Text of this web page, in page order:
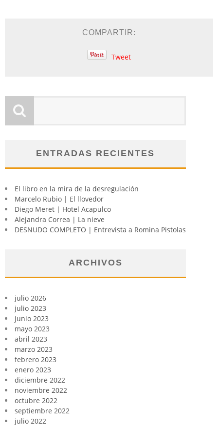
COMPARTIR:
Tweet
ENTRADAS RECIENTES
El libro en la mira de la desregulación
Marcelo Rubio | El llovedor
Diego Meret | Hotel Acapulco
Alejandra Correa | La nieve
DESNUDO COMPLETO | Entrevista a Romina Pistolas
ARCHIVOS
julio 2026
julio 2023
junio 2023
mayo 2023
abril 2023
marzo 2023
febrero 2023
enero 2023
diciembre 2022
noviembre 2022
octubre 2022
septiembre 2022
julio 2022